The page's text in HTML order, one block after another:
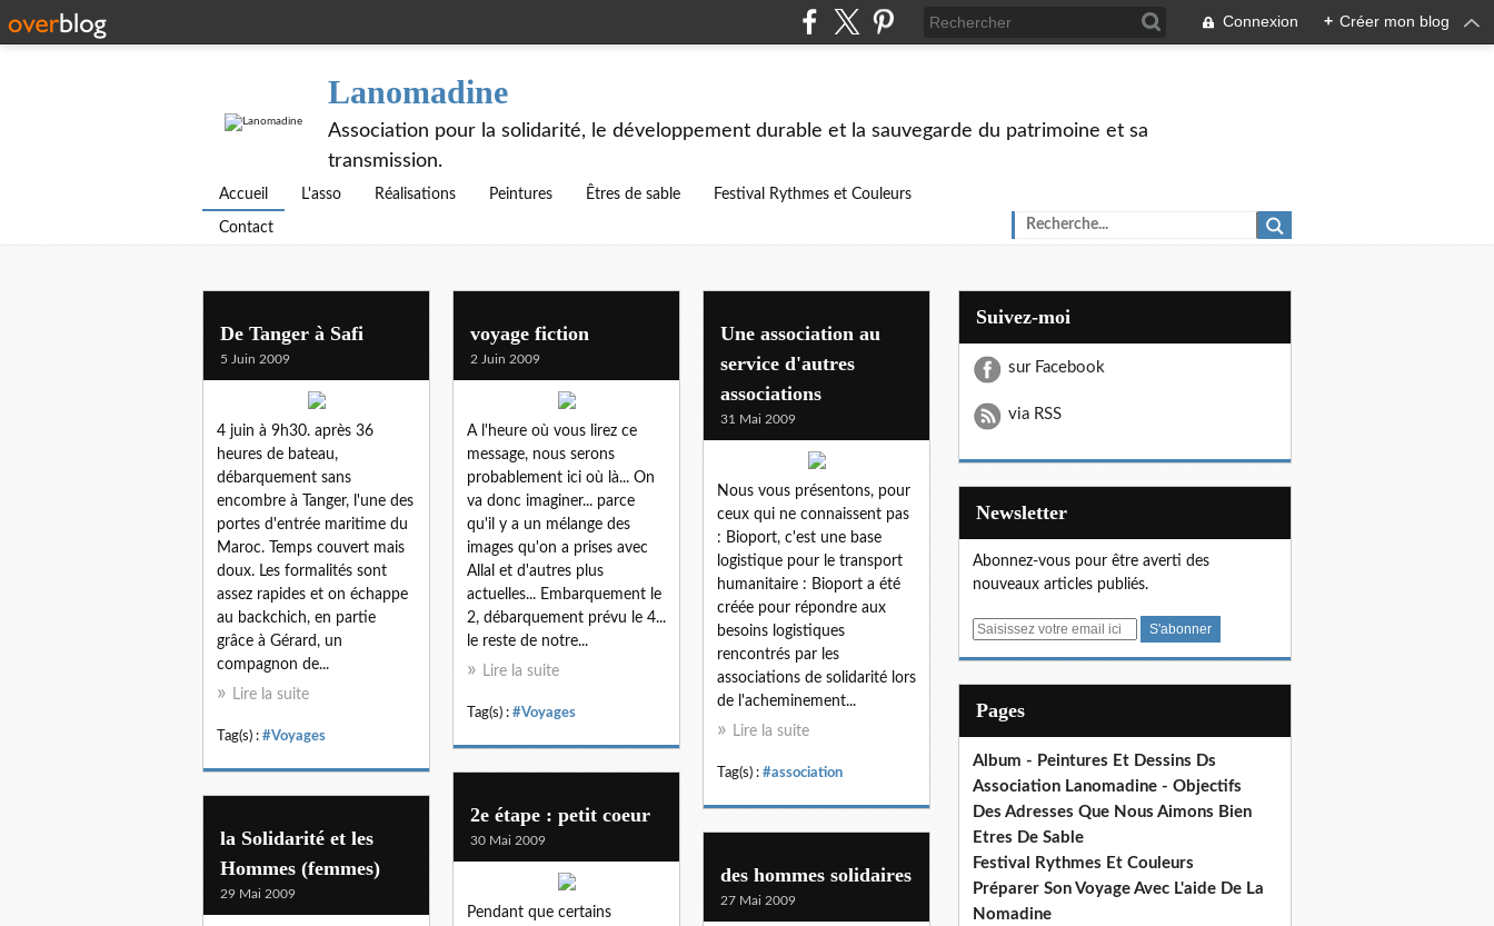
Connexion + Créer mon blog
Lanomadine
Association pour la solidarité, le développement durable et la sauvegarde du patrimoine et sa
transmission.
Accueil L'asso Réalisations Peintures Êtres de sable Festival Rythmes et Couleurs
Contact
De Tanger à Safi
5 Juin 2009
4 juin à 9h30. après 36
heures de bateau,
débarquement sans
encombre à Tanger, l'une des
portes d'entrée maritime du
Maroc. Temps couvert mais
doux. Les formalités sont
assez rapides et on échappe
au backchich, en partie
grâce à Gérard, un
compagnon de...
Lire la suite
Tag(s) : #Voyages
voyage fiction
2 Juin 2009
A l'heure où vous lirez ce
message, nous serons
probablement ici où là... On
va donc imaginer... parce
qu'il y a un mélange des
images qu'on a prises avec
Allal et d'autres plus
actuelles... Embarquement le
2, débarquement prévu le 4...
le reste de notre...
Lire la suite
Tag(s) : #Voyages
Une association au
service d'autres
associations
31 Mai 2009
Nous vous présentons, pour
ceux qui ne connaissent pas
: Bioport, c'est une base
logistique pour le transport
humanitaire : Bioport a été
créée pour répondre aux
besoins logistiques
rencontrés par les
associations de solidarité lors
de l'acheminement...
Lire la suite
Tag(s) : #association
2e étape : petit coeur
30 Mai 2009
Pendant que certains
la Solidarité et les
Hommes (femmes)
29 Mai 2009
des hommes solidaires
27 Mai 2009
Suivez-moi
sur Facebook
via RSS
Newsletter
Abonnez-vous pour être averti des
nouveaux articles publiés.
E
Pages
Album - Peintures Et Dessins Ds
Association Lanomadine - Objectifs
Des Adresses Que Nous Aimons Bien
Etres De Sable
Festival Rythmes Et Couleurs
Préparer Son Voyage Avec L'aide De La
Nomadine